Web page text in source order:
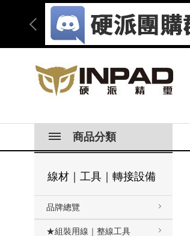
商品分類
線材｜工具｜轉接設備
品牌總覽
★組裝用線｜整線工具